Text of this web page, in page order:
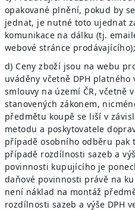
opakované plnění, pokud by
jednat, je nutné toto ujednat
komunikace na dálku (tj.
webové stránce prodávajícího);
d) Ceny zboží jsou na webu
uváděny včetně DPH
smlouvy na území ČR, včetně
stanovených zákonem,
předmětu koupě se liší v
metodu a poskytovatele
případě osobního odběru pak
případě rozdílnosti sazeb a
povinnosti kupujícího je
daňové povinnosti právě na
není náklad na montáž
rozdílnosti sazeb a výše DPH